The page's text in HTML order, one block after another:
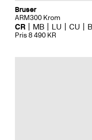
Bruser
ARM300 Krom
CR MB LU CU
Pris 8 490 KR